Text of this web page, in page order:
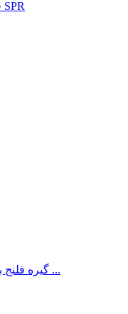
قطعات سایشی پمپ دوغاب SPR